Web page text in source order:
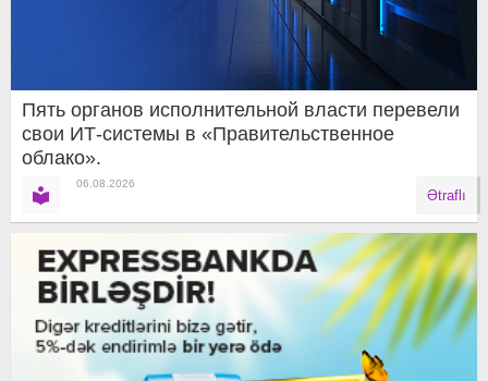
Пять органов исполнительной власти перевели
свои ИТ-системы в «Правительственное
облако».
06.08.2026
Ətraflı